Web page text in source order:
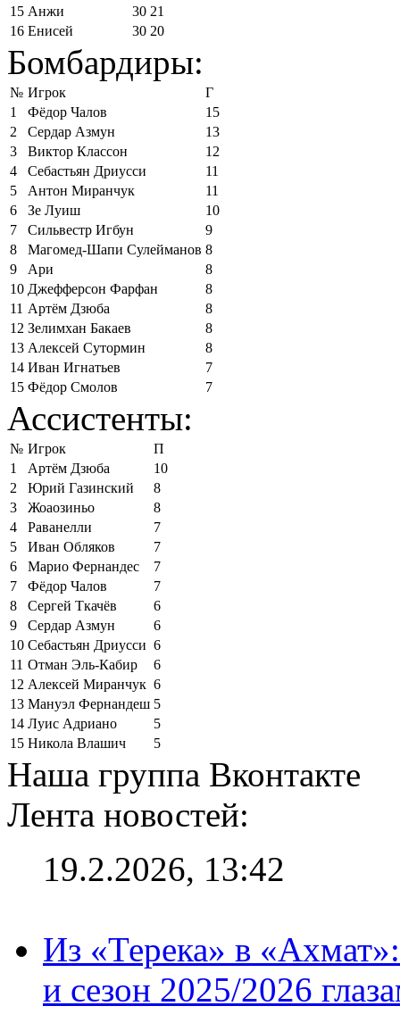
15 Анжи 30 21
16 Енисей 30 20
Бомбардиры:
№ Игрок
Г
1
Фёдор Чалов
15
2
Сердар Азмун
13
3
Виктор Классон
12
4
Себастьян Дриусси
11
5
Антон Миранчук
11
6
Зе Луиш
10
7
Сильвестр Игбун
9
8
Магомед-Шапи Сулейманов 8
9
Ари
8
10 Джефферсон Фарфан
8
11 Артём Дзюба
8
12 Зелимхан Бакаев
8
13 Алексей Сутормин
8
14 Иван Игнатьев
7
15 Фёдор Смолов 7
Ассистенты:
№ Игрок
П
1
Артём Дзюба
10
2
Юрий Газинский
8
3
Жоаозиньо
8
4
Раванелли
7
5
Иван Обляков
7
6
Марио Фернандес
7
7
Фёдор Чалов
7
8
Сергей Ткачёв
6
9
Сердар Азмун
6
10 Себастьян Дриусси 6
11 Отман Эль-Кабир
6
12 Алексей Миранчук 6
13 Мануэл Фернандеш 5
14 Луис Адриано
5
15 Никола Влашич 5
Наша группа Вконтакте
Лента новостей:
19.2.2026, 13:42
Из «Терека» в
и сезон 2025/2026